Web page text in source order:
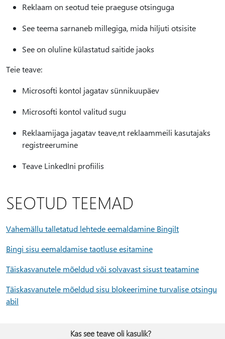
Reklaam on seotud teie praeguse otsinguga
See teema sarnaneb millegiga, mida hiljuti otsisite
See on oluline külastatud saitide jaoks
Teie teave:
Microsofti kontol jagatav sünnikuupäev
Microsofti kontol valitud sugu
Reklaamijaga jagatav teave,nt reklaammeili kasutajaks
registreerumine
Teave LinkedIni profiilis
SEOTUD TEEMAD
Vahemällu talletatud lehtede eemaldamine Bingilt
Bingi sisu eemaldamise taotluse esitamine
Täiskasvanutele mõeldud või solvavast sisust teatamine
Täiskasvanutele mõeldud sisu blokeerimine turvalise otsingu
abil
Kas see teave oli kasulik?